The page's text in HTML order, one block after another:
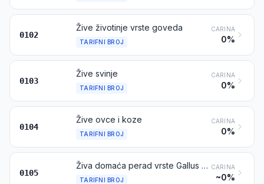
0102
Žive životinje vrste goveda
TARIFNI BROJ
CARINA
0%
0103
Žive svinje
TARIFNI BROJ
CARINA
0%
0104
Žive ovce i koze
TARIFNI BROJ
CARINA
0%
0105
Živa domaća perad vrste Gallus domesticus, patke, guske, pure i biserke
TARIFNI BROJ
CARINA
~0%